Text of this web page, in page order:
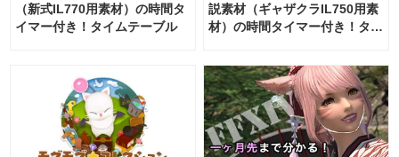
（新式IL770用素材）の時間タ
イマー付き！タイムテーブル
説素材（ギャザクラIL750用素
材）の時間タイマー付き！タイ